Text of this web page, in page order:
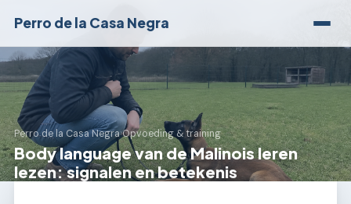
Perro de la Casa Negra
Perro de la Casa Negra›Opvoeding & training
Body language van de Malinois leren
lezen: signalen en betekenis